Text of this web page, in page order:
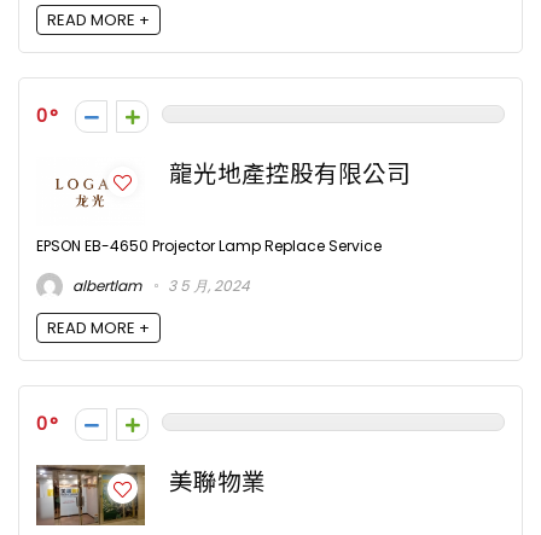
READ MORE +
0
龍光地產控股有限公司
EPSON EB-4650 Projector Lamp Replace Service
albertlam
3 5 月, 2024
READ MORE +
0
美聯物業